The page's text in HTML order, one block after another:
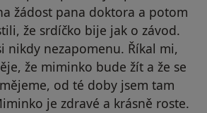
žádost pana doktora a potom
že srdíčko bije jak o závod.
nikdy nezapomenu. Říkal mi,
že miminko bude žít a že se
od té doby jsem tam
je zdravé a krásně roste.